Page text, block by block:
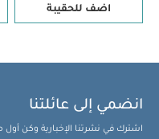
اضف للحقيبة
انضمي إلى عائلتنا
اشترك في نشرتنا الإخبارية وكن